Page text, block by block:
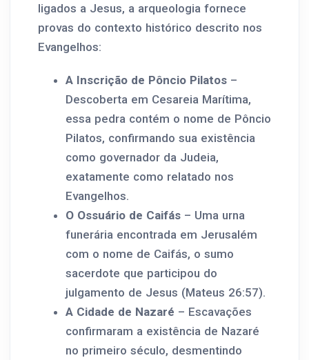
ligados a Jesus, a arqueologia fornece
provas do contexto histórico descrito nos
Evangelhos:
A Inscrição de Pôncio Pilatos –
Descoberta em Cesareia Marítima,
essa pedra contém o nome de Pôncio
Pilatos, confirmando sua existência
como governador da Judeia,
exatamente como relatado nos
Evangelhos.
O Ossuário de Caifás – Uma urna
funerária encontrada em Jerusalém
com o nome de Caifás, o sumo
sacerdote que participou do
julgamento de Jesus (Mateus 26:57).
A Cidade de Nazaré – Escavações
confirmaram a existência de Nazaré
no primeiro século, desmentindo